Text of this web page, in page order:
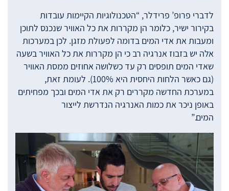
לדברי פרופ’ פרידלר, “הטכנולוגיות הקיימות עובדות
בקירור ישיר, כלומר הן מקררות את כל האוויר שנכנס לתוכן
ומעבות את אדי המים בדומה לפעולת מזגן. לכן במערכות
אלה יש בזבוז אנרגיה רב כי הן מקררות את כל האוויר בשעה
שאדי המים תופסים רק עד כשלושה אחוזים ממסת האוויר
(גם כאשר הלחות היחסית היא 100%). לעומת זאת,
במערכת החדשה מקררים רק את אדי המים ובכך מפחיתים
באופן ניכר את כמות האנרגיה הנדרשת לייצור
המים.”